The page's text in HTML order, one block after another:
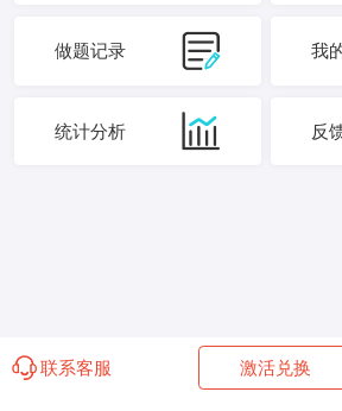
做题记录 我
统计分析 反
联系客服 激活兑换